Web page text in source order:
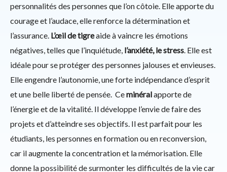
personnalités des personnes que l’on côtoie. Elle apporte du
courage et l’audace, elle renforce la détermination et
l’assurance. L’œil de tigreaide à vaincre les émotions
négatives, telles que l’inquiétude, l’anxiété, le stress. Elle est
idéale pour se protéger des personnes jalouses et envieuses.
Elle engendre l’autonomie, une forte indépendance d’esprit
et une belle liberté de pensée. Ceminéralapporte de
l’énergie et de la vitalité. Il développe l’envie de faire des
projets et d’atteindre ses objectifs. Il est parfait pour les
étudiants, les personnes en formation ou en reconversion,
car il augmente la concentration et la mémorisation. Elle
donne la possibilité de surmonter les difficultés de la vie car